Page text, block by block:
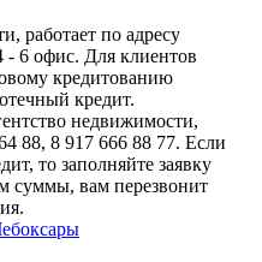
работает по адресу
- 6 офис. Для клиентов
кредитованию
кредит.
недвижимости,
88, 8 917 666 88 77. Если
то заполняйте заявку
суммы, вам перезвонит